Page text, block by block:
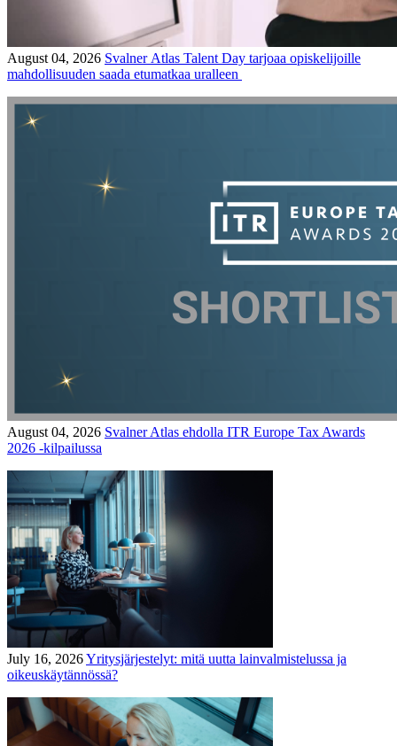
August 04, 2026 Svalner Atlas Talent Day tarjoaa opiskelijoille
mahdollisuuden saada etumatkaa uralleen
August 04, 2026 Svalner Atlas ehdolla ITR Europe Tax Awards
2026 -kilpailussa
July 16, 2026Yritysjärjestelyt: mitä uutta lainvalmistelussa ja
oikeuskäytännössä?